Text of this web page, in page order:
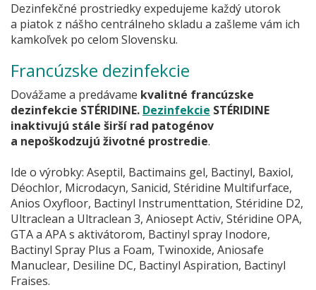
Dezinfekčné prostriedky expedujeme každý utorok
a piatok z nášho centrálneho skladu a zašleme vám ich
kamkoľvek po celom Slovensku.
Francúzske dezinfekcie
Dovážame a predávame kvalitné francúzske
dezinfekcie STÉRIDINE. Dezinfekcie STÉRIDINE
inaktivujú stále širší rad patogénov
a nepoškodzujú životné prostredie.
Ide o výrobky: Aseptil, Bactimains gel, Bactinyl, Baxiol,
Déochlor, Microdacyn, Sanicid, Stéridine Multifurface,
Anios Oxyfloor, Bactinyl Instrumenttation, Stéridine D2,
Ultraclean a Ultraclean 3, Aniosept Activ, Stéridine OPA,
GTA a APA s aktivátorom, Bactinyl spray Inodore,
Bactinyl Spray Plus a Foam, Twinoxide, Aniosafe
Manuclear, Desiline DC, Bactinyl Aspiration, Bactinyl
Fraises.